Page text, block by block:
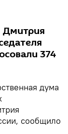
Дмитрия
374
дума
сообщило